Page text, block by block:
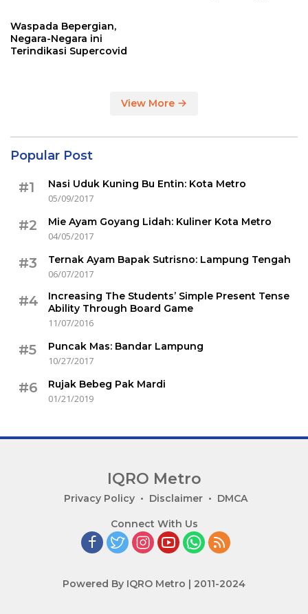
Waspada Bepergian,
Negara-Negara ini
Terindikasi Supercovid
View More
Popular Post
#1
Nasi Uduk Kuning Bu Entin: Kota Metro
05/09/2017
#2
Mie Ayam Goyang Lidah: Kuliner Kota Metro
04/05/2017
#3
Ternak Ayam Bapak Sutrisno: Lampung Tengah
06/07/2017
#4
Increasing The Students’ Simple Present Tense
Ability Through Board Game
11/07/2016
#5
Puncak Mas: Bandar Lampung
10/27/2017
#6
Rujak Bebeg Pak Mardi
01/21/2019
IQRO Metro
Privacy Policy Disclaimer DMCA
Connect With Us
Powered By IQRO Metro | 2011-2024